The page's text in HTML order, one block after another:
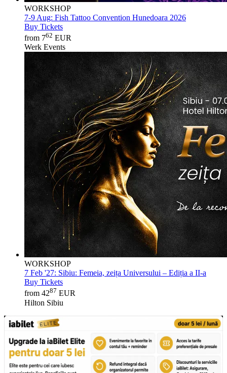
WORKSHOP
7-9 Aug: Fish Tattoo Convention Hunedoara 2026
Buy Tickets
from 762 EUR
Werk Events
WORKSHOP
7 Feb '27: Sibiu: Femeia, zeița Universului – Ediția a II-a
Buy Tickets
from 4287 EUR
Hilton Sibiu